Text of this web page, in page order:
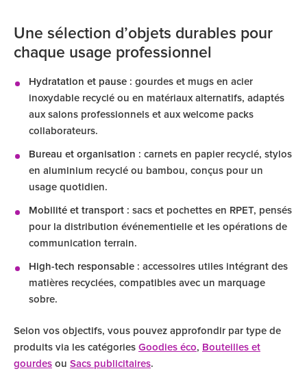
Une sélection d’objets durables pour
chaque usage professionnel
Hydratation et pause : gourdes et mugs en acier
inoxydable recyclé ou en matériaux alternatifs, adaptés
aux salons professionnels et aux welcome packs
collaborateurs.
Bureau et organisation : carnets en papier recyclé, stylos
en aluminium recyclé ou bambou, conçus pour un
usage quotidien.
Mobilité et transport : sacs et pochettes en RPET, pensés
pour la distribution événementielle et les opérations de
communication terrain.
High-tech responsable : accessoires utiles intégrant des
matières recyclées, compatibles avec un marquage
sobre.
Selon vos objectifs, vous pouvez approfondir par type de
produits via les catégories Goodies éco, Bouteilles et
gourdes ou Sacs publicitaires.